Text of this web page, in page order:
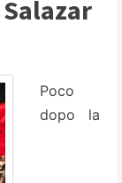
Poco
dopo la